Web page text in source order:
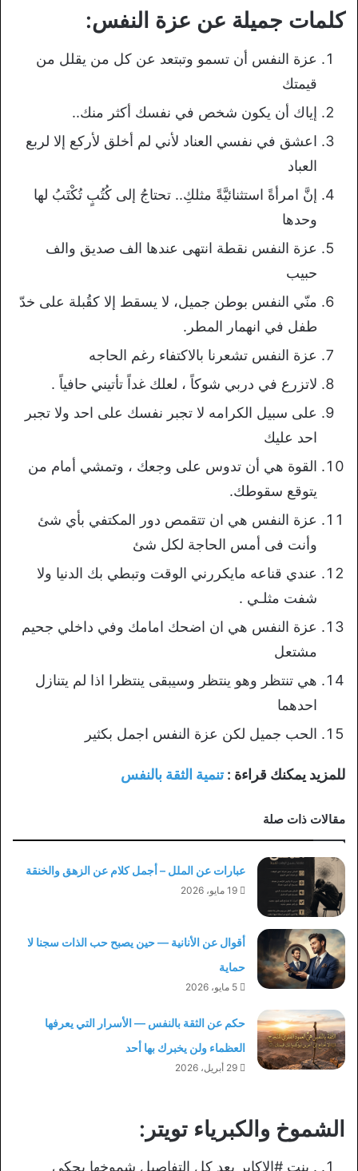
كلمات جميلة عن عزة النفس:
عزة النفس أن تسمو وتبتعد عن كل من يقلل من
قيمتك
إياك أن يكون شخص في نفسك أكثر منك..
اعشق في نفسي العناد لأني لم أخلق لأركع إلا لربع
العباد
إنَّ امرأةً استثنائيَّةً مثلكِ.. تحتاجُ إلى كُتُبٍ تُكْتَبُ لها
وحدها
عزة النفس نقطة انتهى عندها الف صديق والف
حبيب
منّي النفس بوطن جميل، لا يسقط إلا كقُبلة على خدّ
طفل في انهمار المطر.
عزة النفس تشعرنا بالاكتفاء رغم الحاجه
لاتزرع في دربي شوكاً ، لعلك غداً تأتيني حافياً .
على سبيل الكرامه لا تجبر نفسك على احد ولا تجبر
احد عليك
القوة هي أن تدوس على وجعك ، وتمشي أمام من
يتوقع سقوطك.
عزة النفس هي ان تتقمص دور المكتفي بأي شئ
وأنت فى أمس الحاجة لكل شئ
عندي قناعه مايكررني الوقت وتبطي بك الدنيا ولا
شفت مثلـي .
عزة النفس هي ان اضحك امامك وفي داخلي جحيم
مشتعل
هي تنتظر وهو ينتظر وسيبقى ينتظرا اذا لم يتنازل
احدهما
الحب جميل لكن عزة النفس اجمل بكثير
للمزيد يمكنك قراءة :تنمية الثقة بالنفس
مقالات ذات صلة
عبارات عن الملل – أجمل كلام عن الزهق والخنقة
19 مايو، 2026
أقوال عن الأنانية — حين يصبح حب الذات سجنا لا
حماية
5 مايو، 2026
حكم عن الثقة بالنفس — الأسرار التي يعرفها
العظماء ولن يخبرك بها أحد
29 أبريل، 2026
الشموخ والكبرياء تويتر:
. بنت #الاكابر بعد كل التفاصيل شموخها يحكي